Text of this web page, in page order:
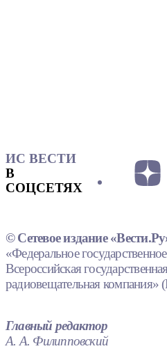
ИС ВЕСТИ
В
СОЦСЕТЯХ
© Сетевое издание
«Федеральное
Всероссийская
радиовещательная
Главный редактор
А. А. Филипповский